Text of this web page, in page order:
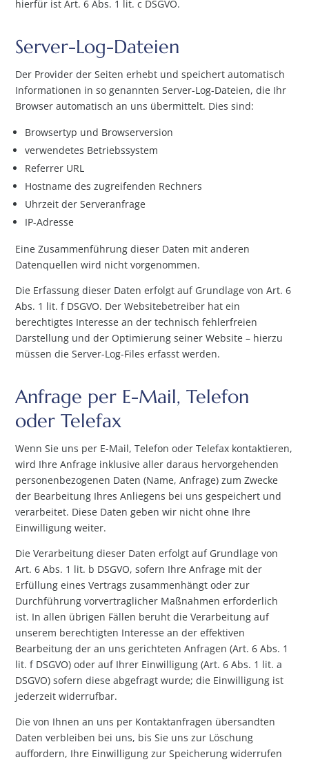
hierfür ist Art. 6 Abs. 1 lit. c DSGVO.
Server-Log-Dateien
Der Provider der Seiten erhebt und speichert automatisch
Informationen in so genannten Server-Log-Dateien, die Ihr
Browser automatisch an uns übermittelt. Dies sind:
Browsertyp und Browserversion
verwendetes Betriebssystem
Referrer URL
Hostname des zugreifenden Rechners
Uhrzeit der Serveranfrage
IP-Adresse
Eine Zusammenführung dieser Daten mit anderen
Datenquellen wird nicht vorgenommen.
Die Erfassung dieser Daten erfolgt auf Grundlage von Art. 6
Abs. 1 lit. f DSGVO. Der Websitebetreiber hat ein
berechtigtes Interesse an der technisch fehlerfreien
Darstellung und der Optimierung seiner Website – hierzu
müssen die Server-Log-Files erfasst werden.
Anfrage per E-Mail, Telefon
oder Telefax
Wenn Sie uns per E-Mail, Telefon oder Telefax kontaktieren,
wird Ihre Anfrage inklusive aller daraus hervorgehenden
personenbezogenen Daten (Name, Anfrage) zum Zwecke
der Bearbeitung Ihres Anliegens bei uns gespeichert und
verarbeitet. Diese Daten geben wir nicht ohne Ihre
Einwilligung weiter.
Die Verarbeitung dieser Daten erfolgt auf Grundlage von
Art. 6 Abs. 1 lit. b DSGVO, sofern Ihre Anfrage mit der
Erfüllung eines Vertrags zusammenhängt oder zur
Durchführung vorvertraglicher Maßnahmen erforderlich
ist. In allen übrigen Fällen beruht die Verarbeitung auf
unserem berechtigten Interesse an der effektiven
Bearbeitung der an uns gerichteten Anfragen (Art. 6 Abs. 1
lit. f DSGVO) oder auf Ihrer Einwilligung (Art. 6 Abs. 1 lit. a
DSGVO) sofern diese abgefragt wurde; die Einwilligung ist
jederzeit widerrufbar.
Die von Ihnen an uns per Kontaktanfragen übersandten
Daten verbleiben bei uns, bis Sie uns zur Löschung
auffordern, Ihre Einwilligung zur Speicherung widerrufen